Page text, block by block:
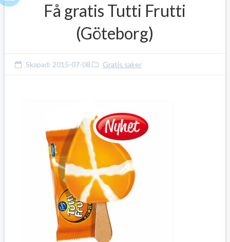
Få gratis Tutti Frutti
(Göteborg)
Skapad: 2015-07-08 Gratis saker